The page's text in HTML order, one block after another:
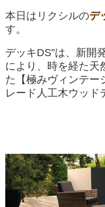
本日はリクシルのデ
す。
デッキDS”は、新開
により、時を経た天
た 【極みヴィンテー
レード人工木ウッド